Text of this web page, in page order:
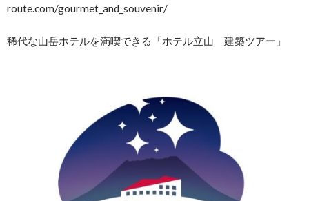
route.com/gourmet_and_souvenir/
稀代な山岳ホテルを満喫できる「ホテル立山 建築ツアー」